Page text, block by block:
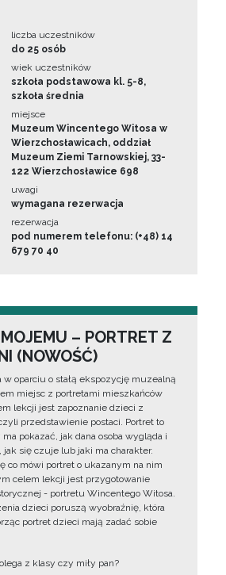
liczba uczestników
do 25 osób
wiek uczestników
szkoła podstawowa kl. 5-8,
szkoła średnia
miejsce
Muzeum Wincentego Witosa w
Wierzchosławicach, oddział
Muzeum Ziemi Tarnowskiej, 33-
122 Wierzchosławice 698
uwagi
wymagana rezerwacja
rezerwacja
pod numerem telefonu: (+48) 14
679 70 40
– PORTRET Z
(NOWOŚĆ)
w oparciu o stałą ekspozycję muzealną
miejsc z portretami mieszkańców
lekcji jest zapoznanie dzieci z
przedstawienie postaci. Portret to
pokazać, jak dana osoba wygląda i
jak się czuje lub jaki ma charakter.
co mówi portret o ukazanym na nim
celem lekcji jest przygotowanie
- portretu Wincentego Witosa.
dzieci poruszą wyobraźnię, która
portret dzieci mają zadać sobie
z klasy czy miły pan?